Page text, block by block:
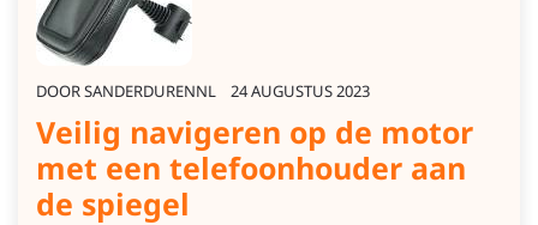
DOORSANDERDURENNL 24 AUGUSTUS 2023
Veilig navigeren op de motor
met een telefoonhouder aan
de spiegel